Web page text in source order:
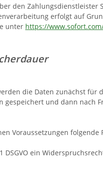
den Zahlungsdienstleister
erfolgt auf
unter https://
die Daten zunächst
und dann nach
Voraussetzungen
ein